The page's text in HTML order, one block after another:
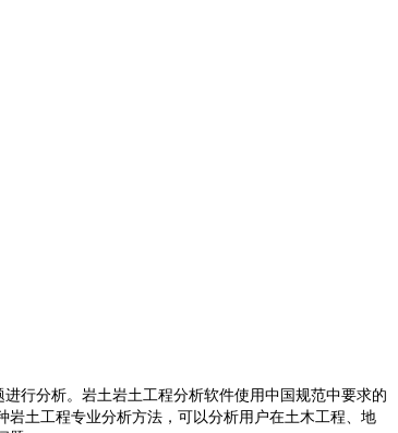
行分析。岩土岩土工程分析软件使用中国规范中要求的
土工程专业分析方法，可以分析用户在土木工程、地